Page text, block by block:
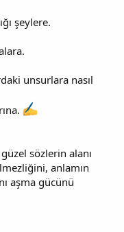
şeylere.
unsurlara nasıl
sözlerin alanı
anlamın
aşma gücünü